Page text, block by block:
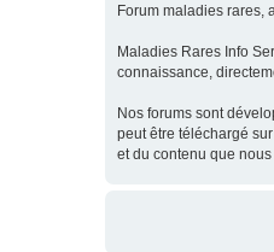
Forum maladies rares,
Maladies Rares Info
connaissance,
Nos forums sont
peut être téléchargé sur
et du contenu que